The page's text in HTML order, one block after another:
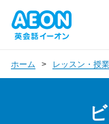
ホーム レッスン・授